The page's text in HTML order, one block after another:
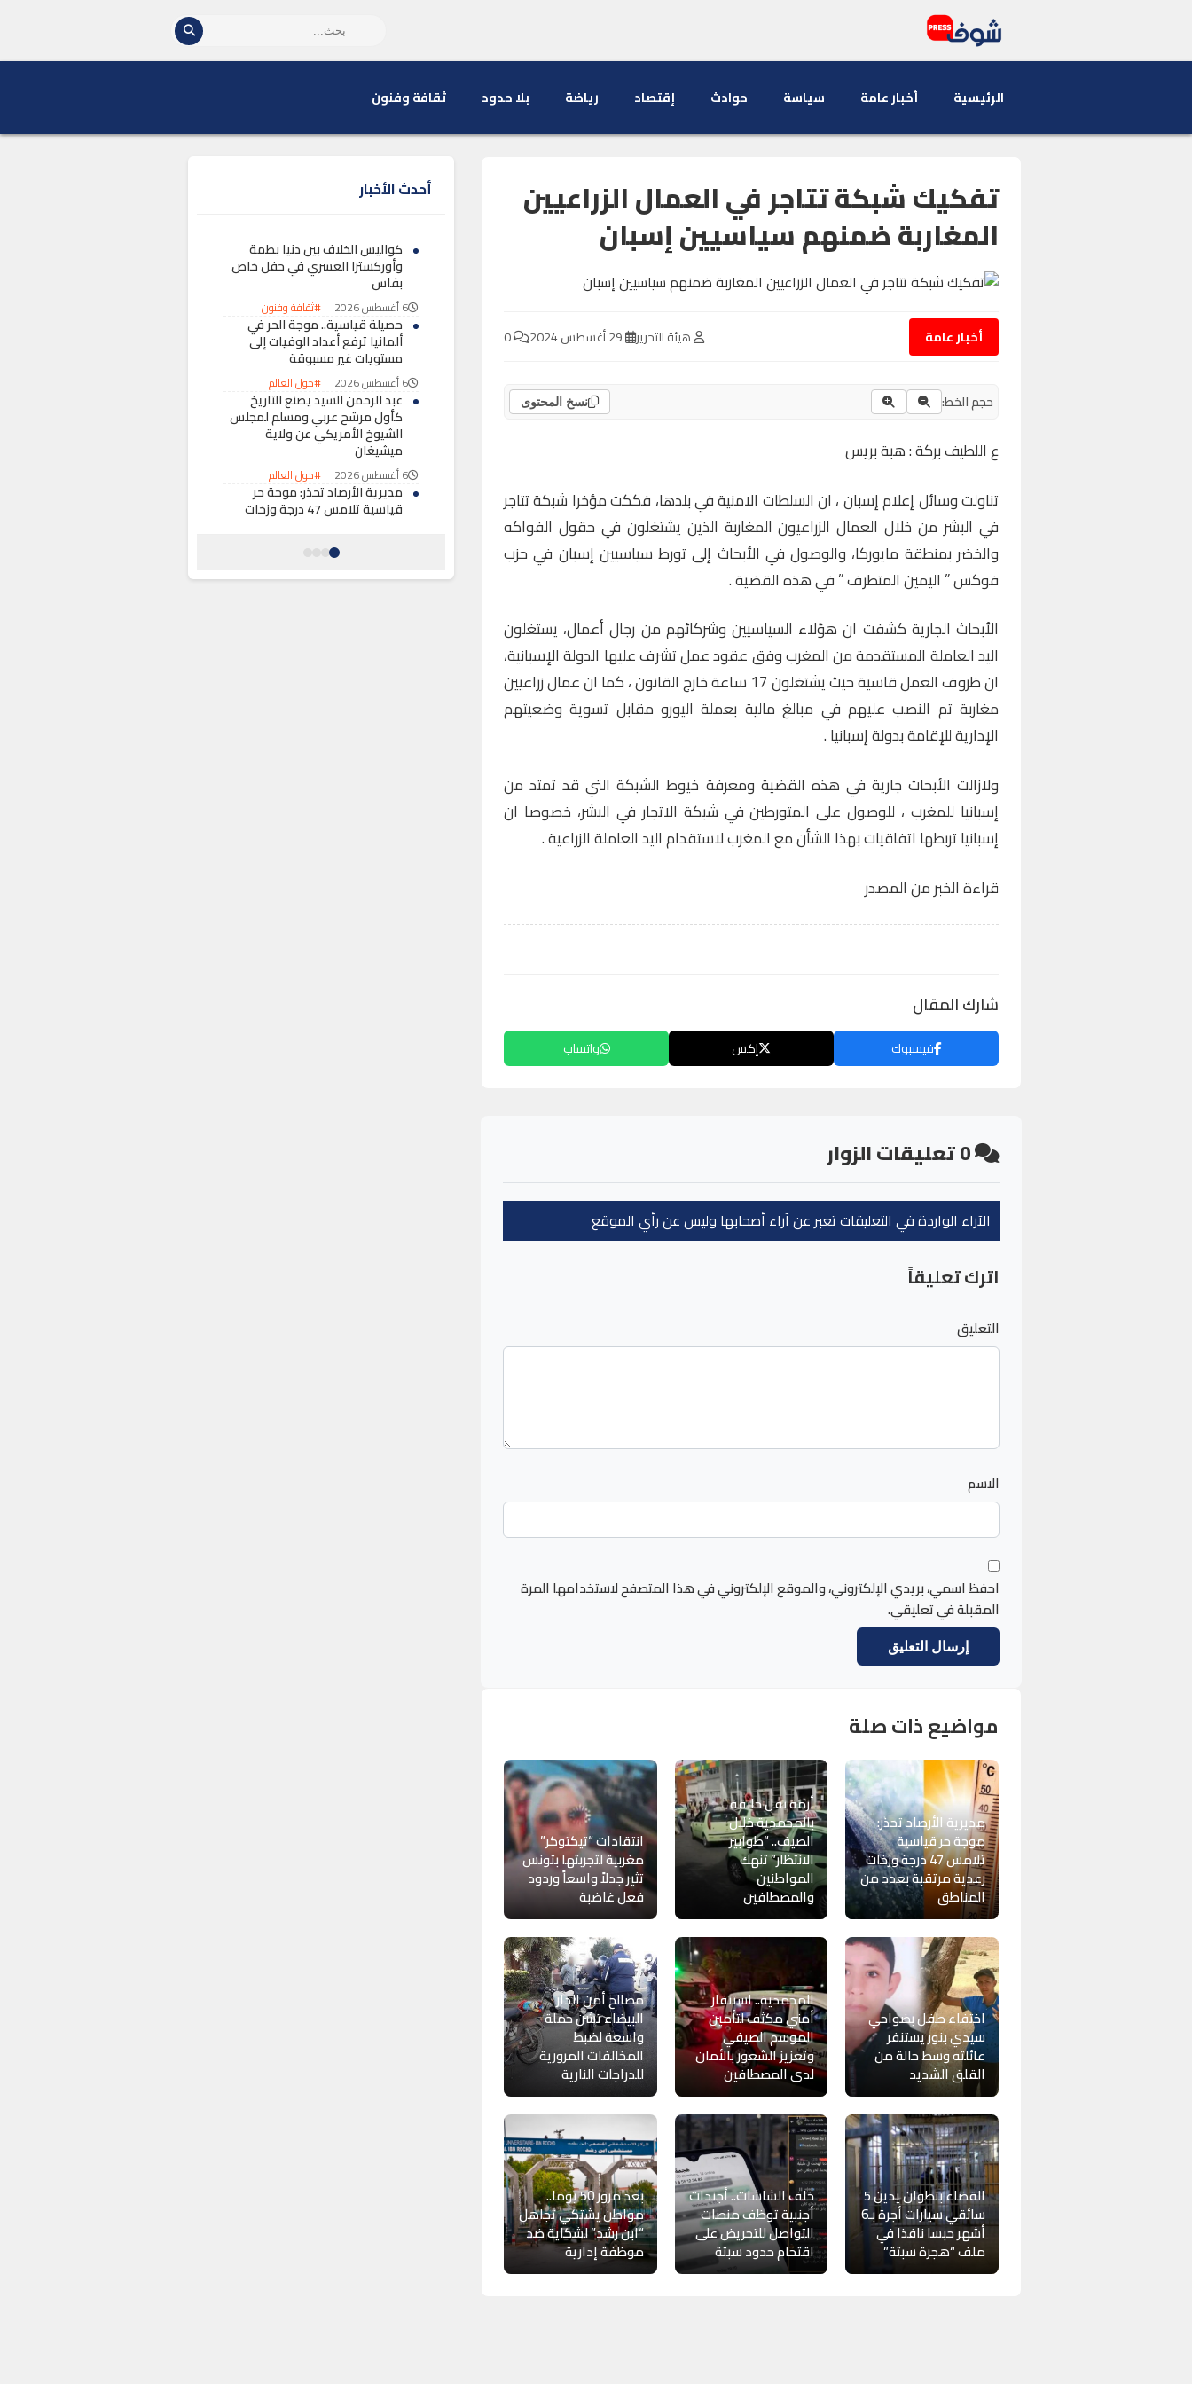
الرئيسية أخبار عامة سياسة حوادث إقتصاد رياضة بلا حدود ثقافة وفنون
تفكيك شبكة تتاجر في العمال الزراعيين
المغاربة ضمنهم سياسيين إسبان
أخبار عامة هيئة التحرير
حجم الخط: نسخ المحتوى
ع اللطيف بركة : هبة بريس
تناولت وسائل إعلام إسبان ، ان السلطات الامنية في بلدها، فككت مؤخرا شبكة تتاجر
في البشر من خلال العمال الزراعيون المغاربة الذين يشتغلون في حقول الفواكه
والخضر بمنطقة مايوركا، والوصول في الأبحاث إلى تورط سياسيين إسبان في حزب
فوكس ” اليمين المتطرف ” في هذه القضية .
الأبحاث الجارية كشفت ان هؤلاء السياسيين وشركائهم من رجال أعمال، يستغلون
اليد العاملة المستقدمة من المغرب وفق عقود عمل تشرف عليها الدولة الإسبانية،
ان ظروف العمل قاسية حيث يشتغلون 17 ساعة خارج القانون ، كما ان عمال زراعيين
مغاربة تم النصب عليهم في مبالغ مالية بعملة اليورو مقابل تسوية وضعيتهم
الإدارية للإقامة بدولة إسبانيا .
ولازالت الأبحاث جارية في هذه القضية ومعرفة خيوط الشبكة التي قد تمتد من
إسبانيا للمغرب ، للوصول على المتورطين في شبكة الاتجار في البشر، خصوصا ان
إسبانيا تربطها اتفاقيات بهذا الشأن مع المغرب لاستقدام اليد العاملة الزراعية .
قراءة الخبر من المصدر
شارك المقال
فيسبوك إكس واتساب
0تعليقات الزوار
الآراء الواردة في التعليقات تعبر عن آراء أصحابها وليس عن رأي الموقع
اترك تعليقاً
التعليق
الاسم
احفظ اسمي، بريدي الإلكتروني، والموقع الإلكتروني في هذا المتصفح لاستخدامها المرة
المقبلة في تعليقي.
مواضيع ذات صلة
مديرية الأرصاد تحذر:
موجة حر قياسية
تلامس 47 درجة وزخات
رعدية مرتقبة بعدد من
المناطق
أزمة نقل خانقة
بالمحمدية خلال
الصيف.. “طوابير
الانتظار” تنهك
المواطنين
والمصطافين
انتقادات “تيكتوكر”
مغربية لتجربتها بتونس
تثير جدلاً واسعاً وردود
فعل غاضبة
اختفاء طفل بضواحي
سيدي بنور يستنفر
عائلته وسط حالة من
القلق الشديد
المحمدية.. استنفار
أمني مكثف لتأمين
الموسم الصيفي
وتعزيز الشعور بالأمان
لدى المصطافين
مصالح أمن الدار
البيضاء تشن حملة
واسعة لضبط
المخالفات المرورية
للدراجات النارية
القضاء بتطوان يدين 5
سائقي سيارات أجرة بـ6
أشهر حبسا نافذا في
ملف “هجرة سبتة”
خلف الشاشات.. أجندات
أجنبية توظف منصات
التواصل للتحريض على
اقتحام حدود سبتة
بعد مرور 50 يوما..
مواطن يشتكي تجاهل
“ابن رشد” لشكاية ضد
موظفة إدارية
أحدث الأخبار
كواليس الخلاف بين دنيا بطمة
وأوركسترا العسري في حفل خاص
بفاس
6 أغسطس 2026 #ثقافة وفنون
حصيلة قياسية.. موجة الحر في
ألمانيا ترفع أعداد الوفيات إلى
مستويات غير مسبوقة
6 أغسطس 2026 #حول العالم
عبد الرحمن السيد يصنع التاريخ
كأول مرشح عربي ومسلم لمجلس
الشيوخ الأمريكي عن ولاية
ميشيغان
6 أغسطس 2026 #حول العالم
مديرية الأرصاد تحذر: موجة حر
قياسية تلامس 47 درجة وزخات
سكنية بسلا الجديدة